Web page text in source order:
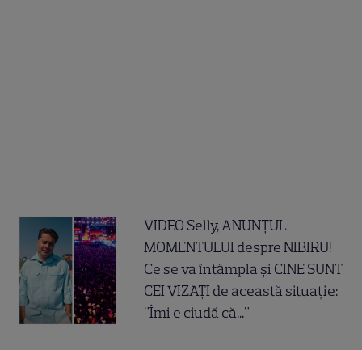
VIDEO Selly, ANUNȚUL
MOMENTULUI despre NIBIRU!
Ce se va întâmpla și CINE SUNT
CEI VIZAȚI de această situație:
"Îmi e ciudă că..."